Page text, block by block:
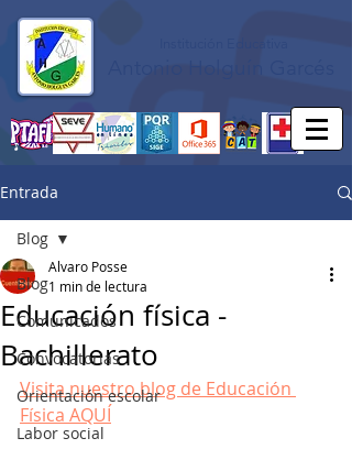
Entrada
Blog
Comunicados
Convocatorias
Orientación escolar
Labor social
Blog
Educación física -
Bachillerato
Alvaro Posse
1 min de lectura
Visita nuestro blog de Educación
Física AQUÍ